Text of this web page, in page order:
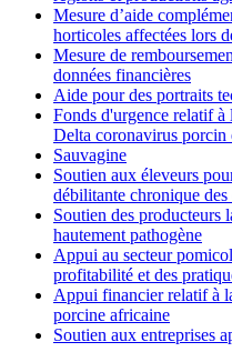
Mesure d’aide
horticoles affectées lors
Mesure de
données financières
Aide pour des portraits
Fonds d'urgence relatif
Delta coronavirus porcin
Sauvagine
Soutien aux éleveurs
débilitante chronique des
Soutien des producteurs
hautement pathogène
Appui au secteur
profitabilité et des
Appui financier relatif à
porcine africaine
Soutien aux entreprises